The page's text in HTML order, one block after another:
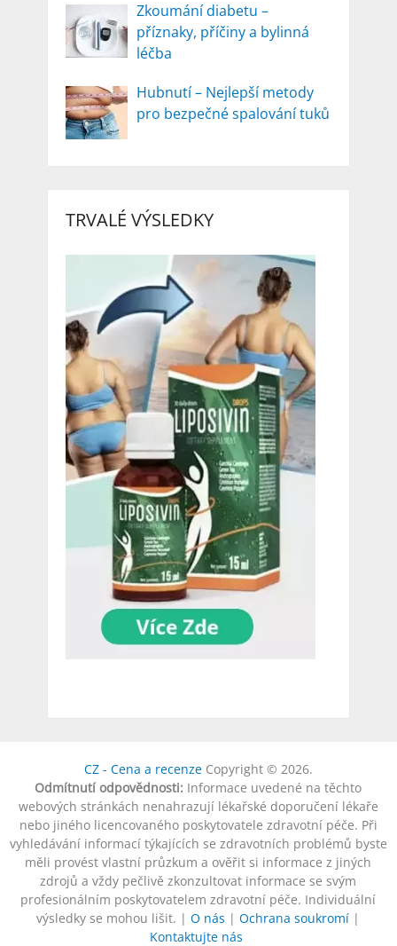
Zkoumání diabetu –
příznaky, příčiny a bylinná
léčba
Hubnutí – Nejlepší metody
pro bezpečné spalování tuků
TRVALÉ VÝSLEDKY
CZ - Cena a recenzeCopyright © 2026.
Odmítnutí odpovědnosti: Informace uvedené na těchto
webových stránkách nenahrazují lékařské doporučení lékaře
nebo jiného licencovaného poskytovatele zdravotní péče. Při
vyhledávání informací týkajících se zdravotních problémů byste
měli provést vlastní průzkum a ověřit si informace z jiných
zdrojů a vždy pečlivě zkonzultovat informace se svým
profesionálním poskytovatelem zdravotní péče. Individuální
výsledky se mohou lišit. |O nás |Ochrana soukromí |
Kontaktujte nás